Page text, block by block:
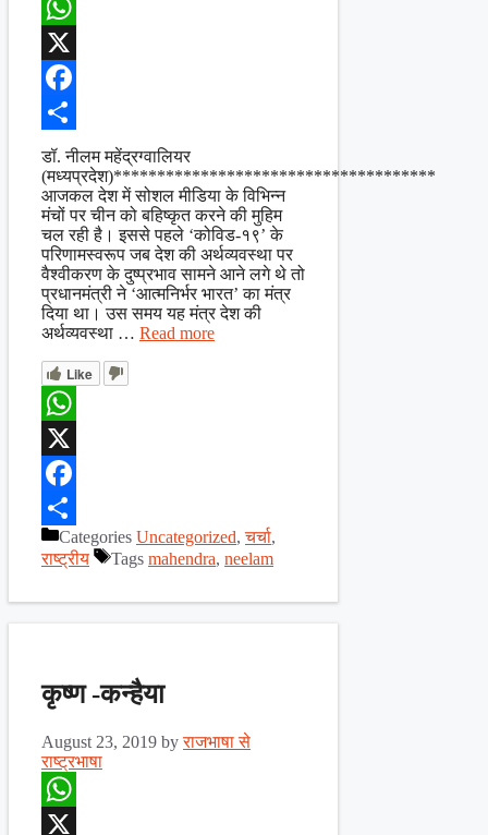
WhatsApp
X
Facebook
Share
डॉ. नीलम महेंद्रग्वालियर
(मध्यप्रदेश)*************************************
आजकल देश में सोशल मीडिया के विभिन्न
मंचों पर चीन को बहिष्कृत करने की मुहिम
चल रही है। इससे पहले ‘कोविड-१९’ के
परिणामस्वरूप जब देश की अर्थव्यवस्था पर
वैश्वीकरण के दुष्प्रभाव सामने आने लगे थे तो
प्रधानमंत्री ने ‘आत्मनिर्भर भारत’ का मंत्र
दिया था। उस समय यह मंत्र देश की
अर्थव्यवस्था … Read more
Like
WhatsApp
X
Facebook
ShareCategories Uncategorized,चर्चा,
राष्ट्रीय
Tags mahendra, neelam
कृष्ण -कन्हैया
August 23, 2019 byराजभाषा से
राष्ट्रभाषा
WhatsApp